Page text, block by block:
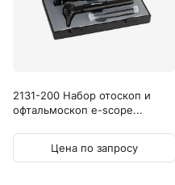
2131-200 Набор отоскоп и
офтальмоскоп e-scope...
Цена по запросу